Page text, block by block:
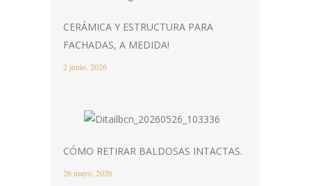
CERÁMICA Y ESTRUCTURA PARA
FACHADAS, A MEDIDA!
2 junio, 2026
CÓMO RETIRAR BALDOSAS INTACTAS.
26 mayo, 2026